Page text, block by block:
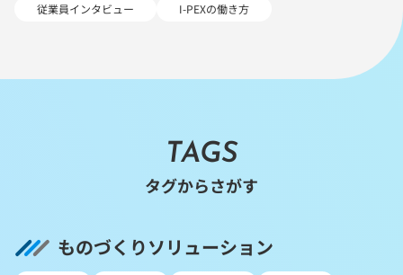
従業員インタビュー I-PEXの働き方
TAGS
タグからさがす
ものづくりソリューション